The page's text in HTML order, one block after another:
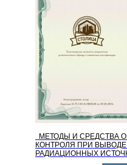
МЕТОДЫ И СРЕДСТВА
КОНТРОЛЯ ПРИ
РАДИАЦИОННЫХ